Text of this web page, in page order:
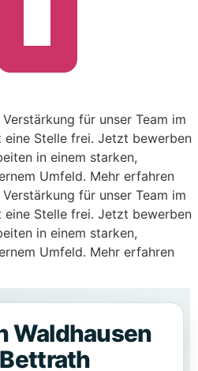
für unser Team im
eine Stelle frei. Jetzt bewerben
in einem starken,
Umfeld. Mehr erfahren
für unser Team im
eine Stelle frei. Jetzt bewerben
in einem starken,
Umfeld. Mehr erfahren
Waldhausen